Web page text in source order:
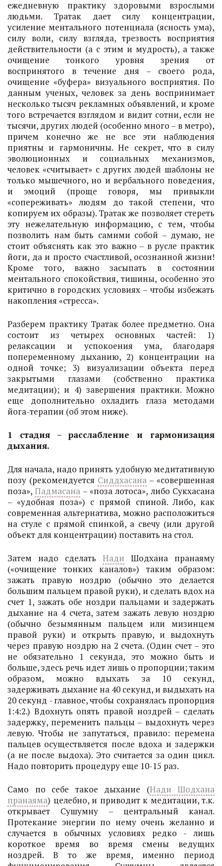
ежедневную практику здоровыми взрослыми
людьми. Тратак дает силу концентрации,
усиление ментального потенциала (ясность ума),
силу воли, силу взгляда, трезвость восприятия
действительности (а с этим и мудрость), а также
очищение тонкого уровня зрения от
воспринятого в течение дня – своего рода,
очищение «буфера» визуального восприятия. По
данным ученых, человек за день воспринимает
несколько тысяч рекламных объявлений, и кроме
того встречается взглядом и видит сотни, если не
тысячи, других людей (особенно много – в метро),
причем конечно же не все эти наблюдения
приятны и гармоничны. Не секрет, что в силу
эволюционных и социальных механизмов,
человек «считывает» с других людей шаблоны не
только мышечного, но и вербального поведения,
и эмоций (проще говоря, мы привыкли
«сопереживать» людям до такой степени, что
копируем их образы). Тратак же позволяет стереть
эту нежелательную информацию, с тем, чтобы
позволить нам быть самими собой – думаю, не
стоит объяснять как это важно – в русле практик
йоги, да и просто счастливой, осознанной жизни!
Кроме того, важно засыпать в состоянии
ментального спокойствия, тишины, особенно это
критично в городских условиях – чтобы избежать
накопления «стресса».
Разберем практику Тратак более предметно. Она
состоит из четырех основных частей: 1)
релаксации и успокоения ума, благодаря
попеременному дыханию, 2) концентрации на
одной точке; 3) визуализации объекта перед
закрытыми глазами (собственно практика
медитации); и 4) завершения практики. Можно
еще дополнительно охладить глаза методами
йога-терапии (об этом ниже).
1 стадия – расслабление и гармонизация
дыхания.
Для начала, надо принять удобную медитативную
позу (рекомендуется Сиддхасана – «совершенная
поза»,Падмасана – «поза лотоса», либо Сукхасана
– «удобная поза») с прямой спиной. Либо, как
современная альтернатива, можно расположиться
на стуле с прямой спинкой, а свечу (или другой
объект для концентрации) поставить на стол.
Затем надо сделать Нади Шодхана пранаяму
(«очищение тонких каналов») таким образом:
зажать правую ноздрю (обычно это делается
большим пальцем правой руки), и сделать вдох на
счет 1, зажать обе ноздри пальцами и задержать
дыхание на 4 счета, затем зажать левую ноздрю
(обычно безымянным пальцем или мизинцем
правой руки) и открыть правую, и выдохнуть
через правую ноздрю на 2 счета. (Один счет – это
не обязательно 1 секунда, это можно быть и
больше, здесь речь идет лишь о пропорции; таким
образом, можно вдыхать за 10 секунд,
задерживать дыхание на 40 секунд, и выдыхать на
20 секунд - главное, чтобы сохранялась пропорция
1:4:2.) Вдохнуть опять правой ноздрей – сделать
задержку, переменить пальцы – выдохнуть через
левую. Чтобы не запутаться, правило: перемена
пальцев осуществляется после вдоха и задержки
(а не после выдоха). Это считается за один цикл.
Надо повторить процедуру еще 10-15 раз.
Само по себе такое дыхание (Нади Шодхана
пранаяма) целебно, и приводит к медитации, т.к.
открывает Сушумну – центральный канал.
Протекание энергии по нему очень желанно и
случается в обычных условиях редко - лишь
короткое время во время смены ведущих
ноздрей. В то же время, именно период